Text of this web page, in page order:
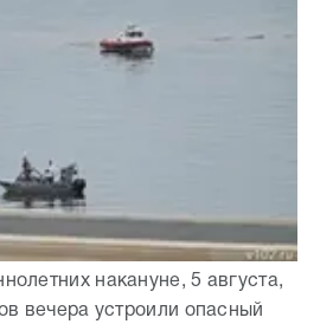
накануне, 5 августа,
вечера устроили опасный